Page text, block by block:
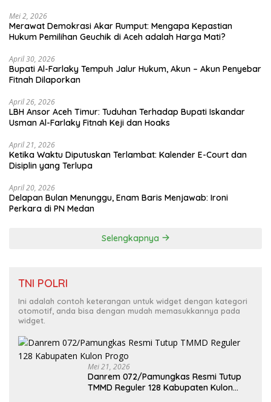
Mei 2, 2026
Merawat Demokrasi Akar Rumput: Mengapa Kepastian
April 30, 2026
Bupati Al-Farlaky Tempuh Jalur Hukum, Akun – Akun Penyebar
Fitnah Dilaporkan
April 26, 2026
LBH Ansor Aceh Timur: Tuduhan Terhadap Bupati Iskandar
Usman Al-Farlaky Fitnah Keji dan Hoaks
April 21, 2026
Ketika Waktu Diputuskan Terlambat: Kalender E-Court dan
Disiplin yang Terlupa
April 20, 2026
Delapan Bulan Menunggu, Enam Baris Menjawab: Ironi
Perkara di PN Medan
Selengkapnya
TNI POLRI
Ini adalah contoh keterangan untuk widget dengan kategori
otomotif, anda bisa dengan mudah memasukkannya pada
widget.
Mei 21, 2026
Danrem 072/Pamungkas Resmi Tutup
TMMD Reguler 128 Kabupaten Kulon